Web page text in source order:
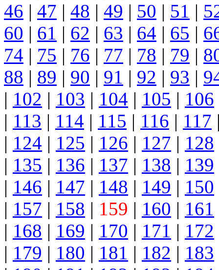
46 | 47 | 48 | 49 | 50 | 51 |
60 | 61 | 62 | 63 | 64 | 65 |
74 | 75 | 76 | 77 | 78 | 79 |
88 | 89 | 90 | 91 | 92 | 93 |
| 102 | 103 | 104 | 105 | 106
| 113 | 114 | 115 | 116 | 117
| 124 | 125 | 126 | 127 | 128
| 135 | 136 | 137 | 138 | 139
| 146 | 147 | 148 | 149 | 150
| 157 | 158 | 159 | 160 | 161
| 168 | 169 | 170 | 171 | 172
| 179 | 180 | 181 | 182 | 183